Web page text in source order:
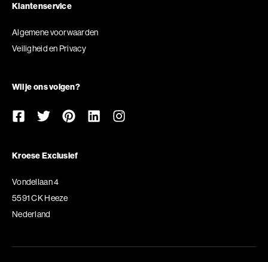
Klantenservice
Algemene voorwaarden
Veiligheid en Privacy
Wil je ons volgen?
Kroese Exclusief
Vondellaan 4
5591 CK Heeze
Nederland